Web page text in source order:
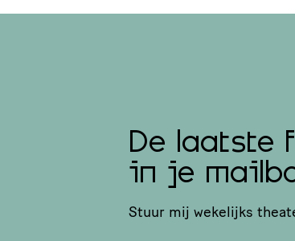
De laatste
in je
Stuur mij wekelijks